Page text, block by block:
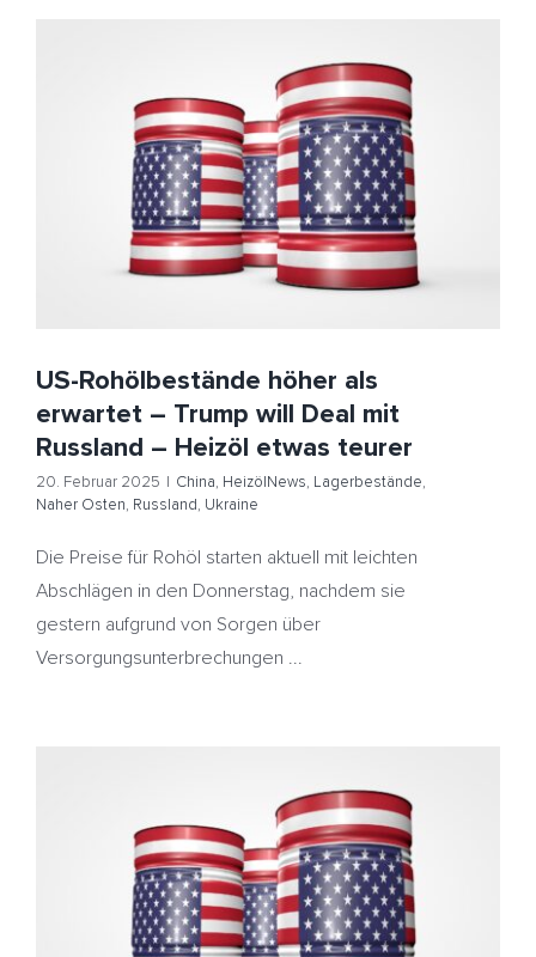
US-Rohölbestände höher als erwartet – Trump will Deal
mit Russland – Heizöl etwas teurer
China HeizölNews Lagerbestände Naher Osten
Russland Ukraine
US-Rohölbestände höher als
erwartet – Trump will Deal mit
Russland – Heizöl etwas teurer
20. Februar 2025 | China, HeizölNews, Lagerbestände,
Naher Osten, Russland, Ukraine
Die Preise für Rohöl starten aktuell mit leichten
Abschlägen in den Donnerstag, nachdem sie
gestern aufgrund von Sorgen über
Versorgungsunterbrechungen ...
Starker Lagerabbau bei US-Rohölvorräten –
Heizölpreise geben etwas nach
HeizölNews Iran Israel Lagerbestände USA